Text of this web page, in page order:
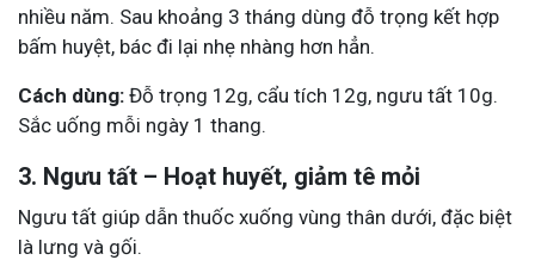
nhiều năm. Sau khoảng 3 tháng dùng đỗ trọng kết hợp
bấm huyệt, bác đi lại nhẹ nhàng hơn hẳn.
Cách dùng: Đỗ trọng 12g, cẩu tích 12g, ngưu tất 10g.
Sắc uống mỗi ngày 1 thang.
3. Ngưu tất – Hoạt huyết, giảm tê mỏi
Ngưu tất giúp dẫn thuốc xuống vùng thân dưới, đặc biệt
là lưng và gối.